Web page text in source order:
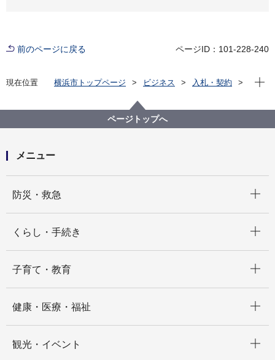
前のページに戻る ページID：101-228-240
現在位置 横浜市トップページ ビジネス
入札・契約
【入札結果掲載】【公募型指名競争入札】65歳の横浜
市民を対象としたがん検診無料クーポン券等印刷・封
現在
ページトップへ
メニュー
防災・救急
くらし・手続き
子育て・教育
健康・医療・福祉
観光・イベント